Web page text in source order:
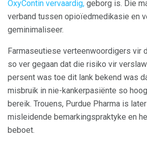
OxyContin vervaardig, geborg is. Die
verband tussen opioïedmedikasie en
geminimaliseer.
Farmaseutiese verteenwoordigers vir
so ver gegaan dat die risiko vir
persent was toe dit lank bekend was
misbruik in nie-kankerpasiënte so
bereik. Trouens, Purdue Pharma is
misleidende bemarkingspraktyke en
beboet.